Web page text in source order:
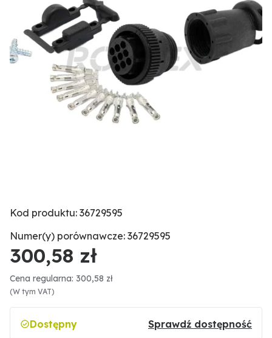
Kod produktu: 36729595
Numer(y) porównawcze: 36729595
300,58 zł
Cena regularna: 300,58 zł
(W tym VAT)
Dostępny Sprawdź dostępność